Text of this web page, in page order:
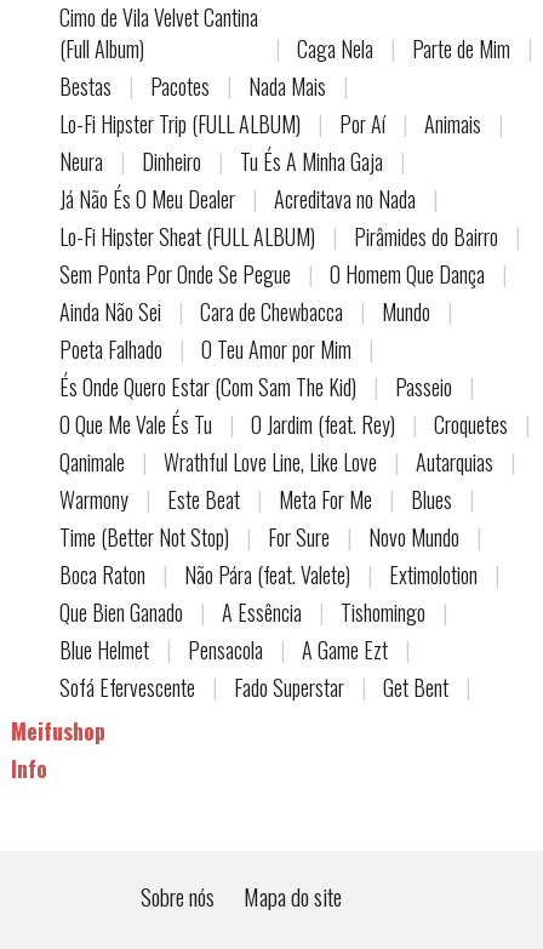
Cimo de Vila Velvet Cantina
(Full Album)
| Caga Nela | Parte de Mim
|
Bestas
| Pacotes | Nada Mais
|
Lo-Fi Hipster Trip (FULL ALBUM)
| Por Aí | Animais
|
Neura
| Dinheiro | Tu És A Minha Gaja
|
Já Não És O Meu Dealer
| Acreditava no Nada
|
Lo-Fi Hipster Sheat (FULL ALBUM)
| Pirâmides do Bairro
|
Sem Ponta Por Onde Se Pegue
| O Homem Que Dança
|
Ainda Não Sei
| Cara de Chewbacca | Mundo
|
Poeta Falhado
| O Teu Amor por Mim
|
És Onde Quero Estar (Com Sam The Kid)
| Passeio
|
O Que Me Vale És Tu
| O Jardim (feat. Rey) | Croquetes
|
Qanimale
| Wrathful Love Line, Like Love | Autarquias
|
Warmony
| Este Beat | Meta For Me | Blues
|
Time (Better Not Stop)
| For Sure | Novo Mundo
|
Boca Raton
| Não Pára (feat. Valete) | Extimolotion
|
Que Bien Ganado
| A Essência | Tishomingo
|
Blue Helmet
| Pensacola | A Game Ezt
|
Sofá Efervescente
| Fado Superstar | Get Bent
|
Meifushop
Info
Sobre nós Mapa do site